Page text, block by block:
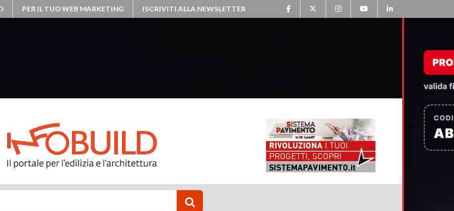
PER IL TUO WEB MARKETING ISCRIVITI ALLA NEWSLETTER